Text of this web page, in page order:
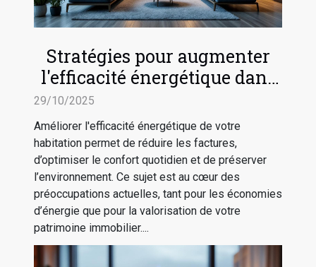
Stratégies pour augmenter
l'efficacité énergétique dans
votre habitation
29/10/2025
Améliorer l'efficacité énergétique de votre
habitation permet de réduire les factures,
d’optimiser le confort quotidien et de préserver
l’environnement. Ce sujet est au cœur des
préoccupations actuelles, tant pour les économies
d’énergie que pour la valorisation de votre
patrimoine immobilier....